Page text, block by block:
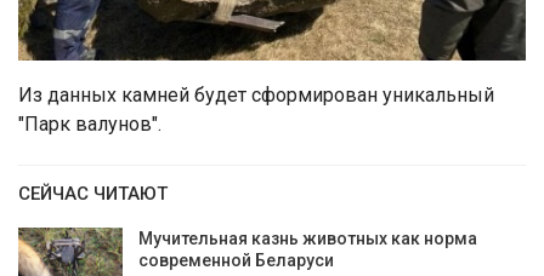
Из данных камней будет сформирован уникальный
"Парк валунов".
СЕЙЧАС ЧИТАЮТ
Мучительная казнь животных как норма
современной Беларуси